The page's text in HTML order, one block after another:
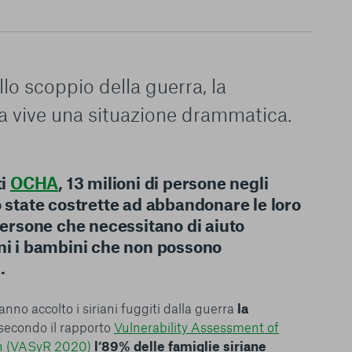
scoppio della guerra, la
vive una situazione drammatica.
OCHA, 13 milioni di persone negli
costrette ad abbandonare le loro
che necessitano di aiuto
i bambini che non possono
accolto i siriani fuggiti dalla guerra la
il rapporto Vulnerability Assessment of
(VASyR 2020) l’89% delle famiglie siriane